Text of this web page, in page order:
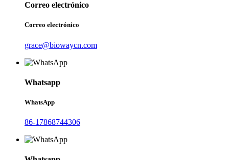
Correo electrónico
Correo electrónico
grace@biowaycn.com
Whatsapp
WhatsApp
86-17868744306